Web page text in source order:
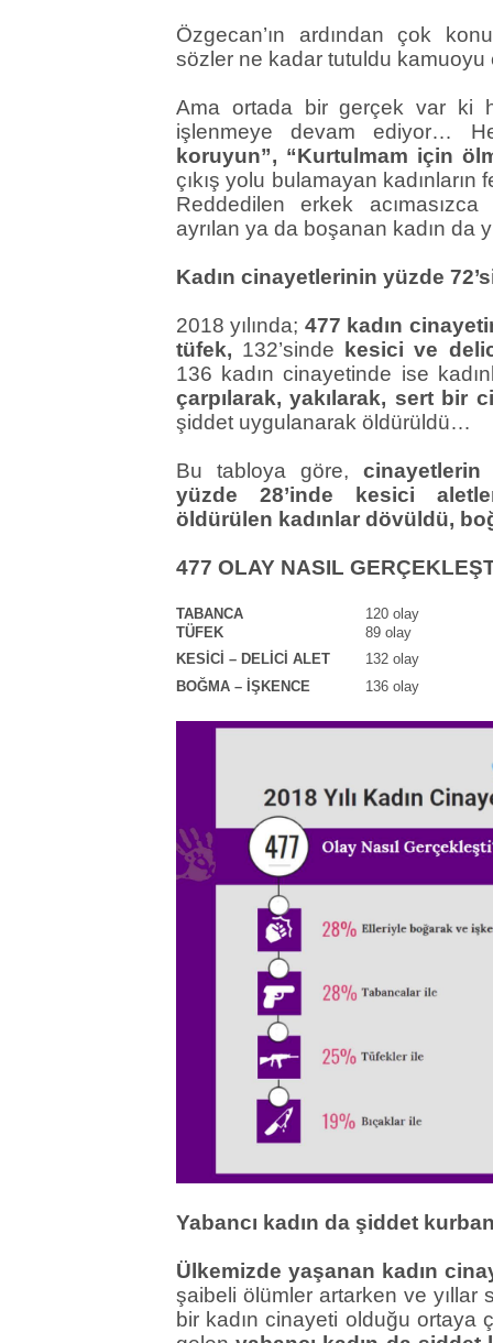
Özgecan’ın ardından çok
sözler ne kadar tutuldu kamuoyu
Ama ortada bir gerçek var ki
işlenmeye devam ediyor…
koruyun”, “Kurtulmam için
çıkış yolu bulamayan
Reddedilen erkek
ayrılan ya da boşanan kadın da
Kadın cinayetlerinin yüzde
2018 yılında; 477 kadın
tüfek, 132’sinde
kesici ve
136 kadın cinayetinde ise
çarpılarak, yakılarak, sert bir
şiddet uygulanarak öldürüldü…
Bu tabloya göre,
yüzde 28’inde kesici
öldürülen kadınlar dövüldü,
477 OLAY NASIL
TABANCA
120 olay
TÜFEK
89 olay
KESİCİ – DELİCİ ALET
132 olay
BOĞMA – İŞKENCE
136 olay
Yabancı kadın da şiddet
Ülkemizde yaşanan kadın
şaibeli ölümler artarken ve
bir kadın cinayeti olduğu ortaya